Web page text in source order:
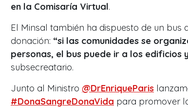
en la Comisaría Virtual.
El Minsal también ha dispuesto de un bus
donación: “si las comunidades se
personas, el bus puede ir a los edificios
subsecreatario.
Junto al Ministro @DrEnriqueParis
#DonaSangreDonaVida para promover